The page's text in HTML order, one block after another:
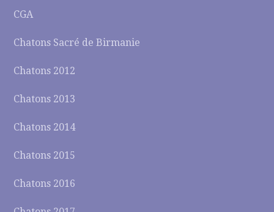
CGA
Chatons Sacré de Birmanie
Chatons 2012
Chatons 2013
Chatons 2014
Chatons 2015
Chatons 2016